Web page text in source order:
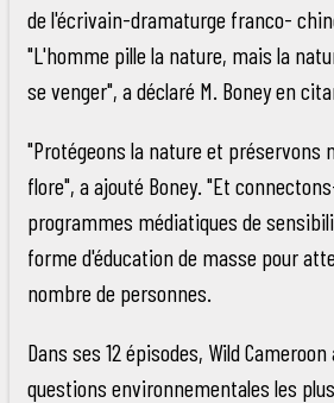
de l'écrivain-dramaturge franco-
"L'homme pille la nature, mais la
se venger", a déclaré M. Boney en
"Protégeons la nature et préservons
flore", a ajouté Boney. "Et
programmes médiatiques de
forme d'éducation de masse pour
nombre de personnes.
Dans ses 12 épisodes, Wild
questions environnementales les